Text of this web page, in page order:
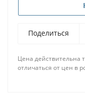
Поделиться
Цена действительна
отличаться от цен в